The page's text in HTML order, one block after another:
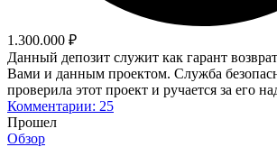
1.300.000 ₽
Данный депозит служит как гарант
Вами и данным проектом. Служба
проверила этот проект и ручается за его
Комментарии: 25
Прошел
Обзор